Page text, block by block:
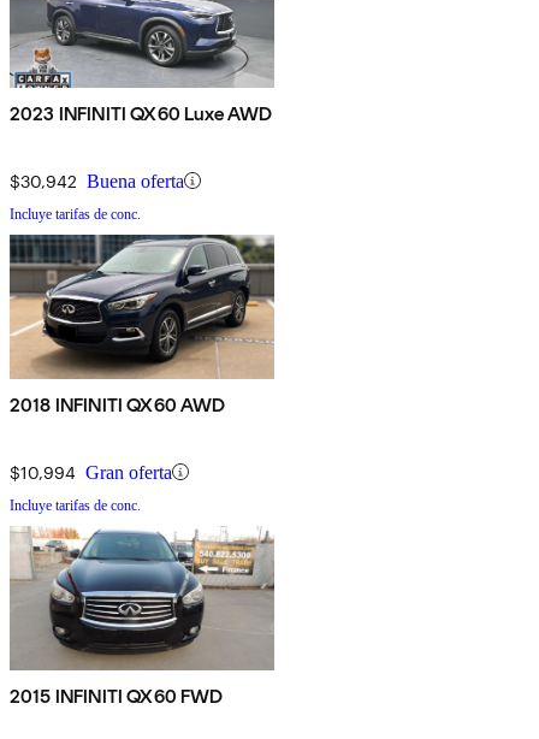
2023 INFINITI QX60 Luxe AWD
$30,942 Buena oferta
Incluye tarifas de conc.
2018 INFINITI QX60 AWD
$10,994 Gran oferta
Incluye tarifas de conc.
2015 INFINITI QX60 FWD